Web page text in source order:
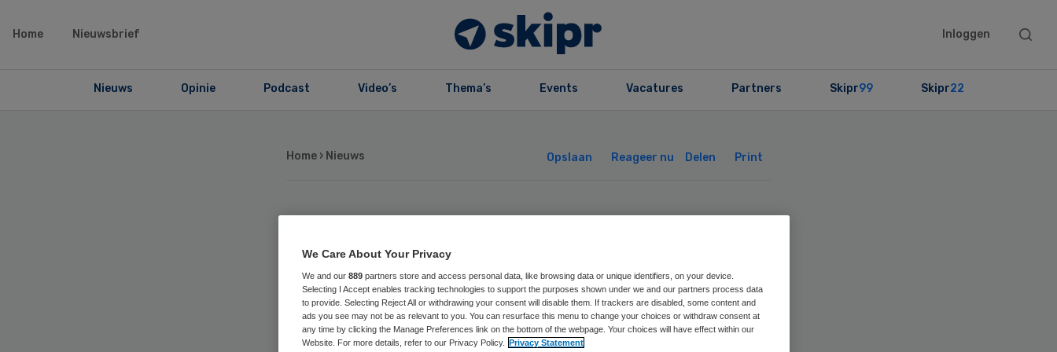
Home Nieuwsbrief Inloggen
Search
Nieuws Opinie Podcast Video’s Thema’s Events Vacatures Partners Skipr99 Skipr22
Home › Nieuws Opslaan Reageer nu Delen Print
Sint Lucas Andreas en
OLVG beklinken fusie
We Care About Your Privacy
We and our 889 partners store and access personal data, like browsing data or unique identifiers, on your device.
Selecting I Accept enables tracking technologies to support the purposes shown under we and our partners process data
to provide. Selecting Reject All or withdrawing your consent will disable them. If trackers are disabled, some content and
ads you see may not be as relevant to you. You can resurface this menu to change your choices or withdraw consent at
any time by clicking the Manage Preferences link on the bottom of the webpage. Your choices will have effect within our
Website. For more details, refer to our Privacy Policy. Privacy Statement